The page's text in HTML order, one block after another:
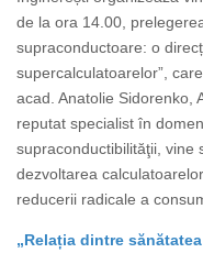
de la ora 14.00,
supraconductoare: o
supercalculatoarelor”,
acad. Anatolie Sidorenko,
reputat specialist în
supraconductibilităţii, vine
dezvoltarea
reducerii radicale a
„Relația dintre